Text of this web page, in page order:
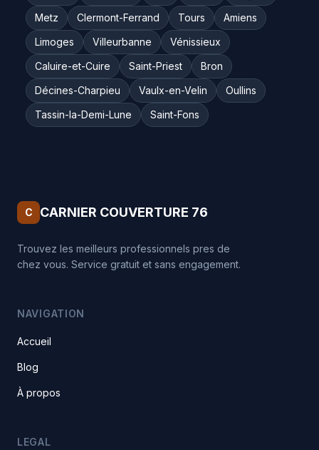
Metz
Clermont-Ferrand Tours
Amiens
Limoges
Villeurbanne
Vénissieux
Caluire-et-Cuire
Saint-Priest
Bron
Décines-Charpieu
Vaulx-en-Velin
Oullins
Tassin-la-Demi-Lune
Saint-Fons
C CARNIER COUVERTURE 76
Trouvez les meilleurs professionnels pres de
chez vous. Service gratuit et sans engagement.
NAVIGATION
Accueil
Blog
À propos
LEGAL